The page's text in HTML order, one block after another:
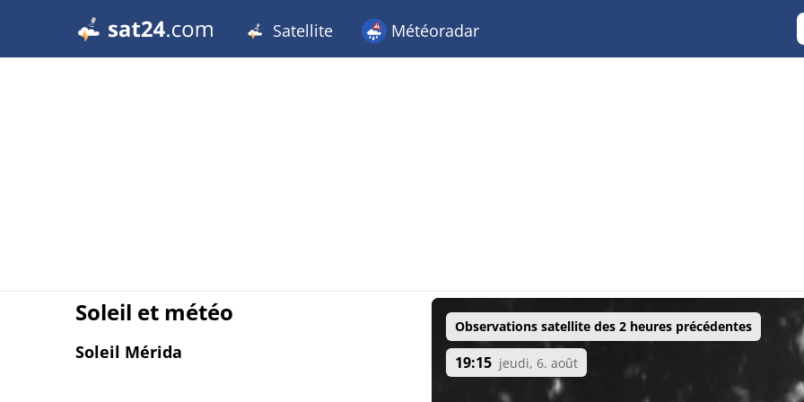
Satellite Météoradar
Soleil et météo
Soleil Mérida
Observations satellite des 2 heures précédentes
19:15 jeudi, 6. août